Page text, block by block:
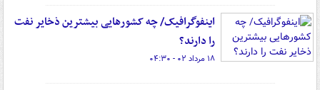
اینفوگرافیک/ چه کشورهایی بیشترین ذخایر نفت
را دارند؟
۱۸ مرداد ۰۲ - ۰۴:۳۰